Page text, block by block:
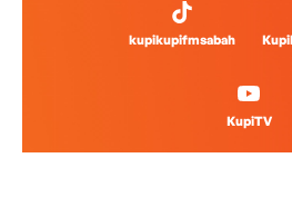
kupikupifmsabah
KupiTV